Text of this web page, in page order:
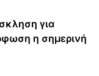
για
η σημερινή